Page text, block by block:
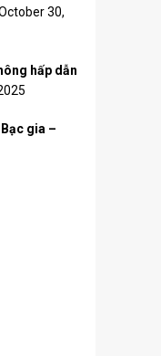
30,
hấp dẫn
gia –